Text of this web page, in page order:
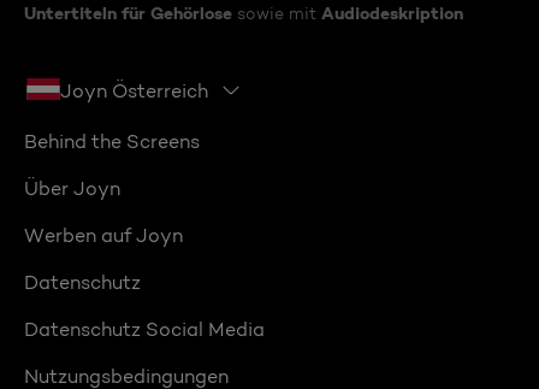
Untertiteln für Gehörlose sowie mit Audiodeskription
Joyn Österreich
Behind the Screens
Über Joyn
Werben auf Joyn
Datenschutz
Datenschutz Social Media
Nutzungsbedingungen